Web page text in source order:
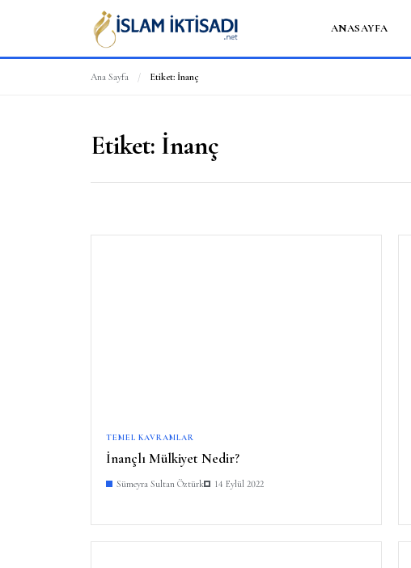
ANASAYFA
Ana Sayfa / Etiket: İnanç
Etiket: İnanç
TEMEL KAVRAMLAR
İnançlı Mülkiyet Nedir?
Sümeyra Sultan Öztürk 14 Eylül 2022